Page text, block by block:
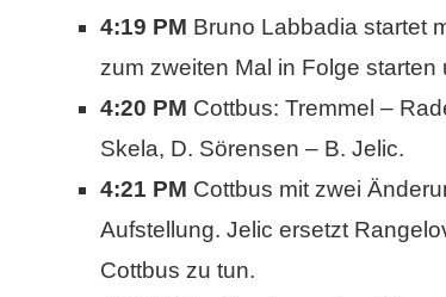
4:19 PM Bruno Labbadia startet
zum zweiten Mal in Folge
4:20 PM Cottbus: Tremmel –
Skela, D. Sörensen – B. Jelic.
4:21 PM Cottbus mit zwei
Aufstellung. Jelic ersetzt
Cottbus zu tun.